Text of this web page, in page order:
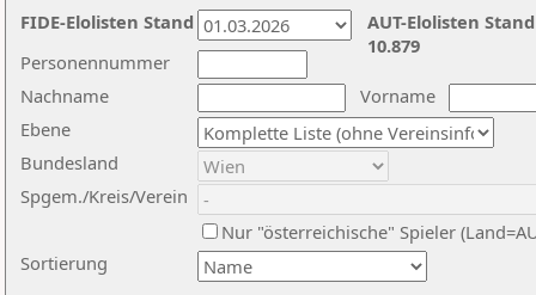
Nachname
Vorname
Ebene
Sortierung
Personennummer
Bundesland
Spgem./Kreis/Verein
Nur "österreichische" Spieler
AUT-Elolisten
10.879
FIDE-Elolisten Stand